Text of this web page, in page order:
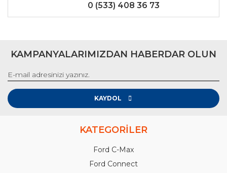
0 (533) 408 36 73
KAMPANYALARIMIZDAN HABERDAR OLUN
KAYDOL
KATEGORİLER
Ford C-Max
Ford Connect